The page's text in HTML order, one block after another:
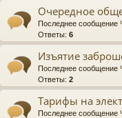
Очередное
Последнее сообщение
Ответы: 6
Изъятие
Последнее сообщение
Ответы: 2
Тарифы на
Последнее сообщение